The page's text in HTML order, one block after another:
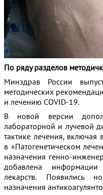
По ряду разделов
Минздрав России
методических
и лечению COVID-19.
В новой версии
лабораторной и лучевой
тактике лечения,
в «Патогенетическом
назначения генно-
добавлена
лекарств. Появились
назначения